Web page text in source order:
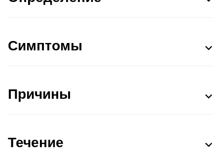
Симптомы
Причины
Течение